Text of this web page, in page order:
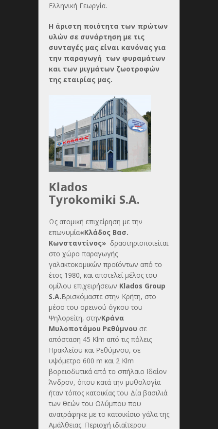
Ελληνική Γεωργία.
Η άριστη ποιότητα των πρώτων
υλών σε συνάρτηση με τις
συνταγές μας είναι κανόνας για
την παραγωγή των φυραμάτων
και των μιγμάτων ζωοτροφών
της εταιρίας μας.
Klados
Tyrokomiki S.A.
Ως ατομική επιχείρηση με την
επωνυμία«Κλάδος Βασ.
Κωνσταντίνος» δραστηριοποιείται
στο χώρο παραγωγής
γαλακτοκομικών προϊόντων από το
έτος 1980, και αποτελεί μέλος του
ομίλου επιχειρήσεων Klados Group
S.A.Βρισκόμαστε στην Κρήτη, στο
μέσο του ορεινού όγκου του
Ψηλορείτη, στηνΚράνα
Μυλοποτάμου Ρεθύμνου σε
απόσταση 45 Klm από τις πόλεις
Ηρακλείου και Ρεθύμνου, σε
υψόμετρο 600 m και 2 Klm
βορειοδυτικά από το σπήλαιο Ιδαίον
Άνδρον, όπου κατά την μυθολογία
ήταν τόπος κατοικίας του Δία βασιλιά
των θεών του Ολύμπου που
ανατράφηκε με το κατσικίσιο γάλα της
Αμάλθειας. Περιοχή ιδιαίτερου